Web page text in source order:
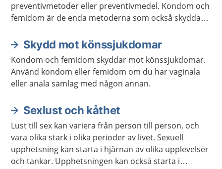
preventivmetoder eller preventivmedel. Kondom och
femidom är de enda metoderna som också skyddar
Skydd mot könssjukdomar
Kondom och femidom skyddar mot könssjukdomar.
Använd kondom eller femidom om du har vaginala
eller anala samlag med någon annan.
Sexlust och kåthet
Lust till sex kan variera från person till person, och
vara olika stark i olika perioder av livet. Sexuell
upphetsning kan starta i hjärnan av olika upplevelser
och tankar. Upphetsningen kan också starta i